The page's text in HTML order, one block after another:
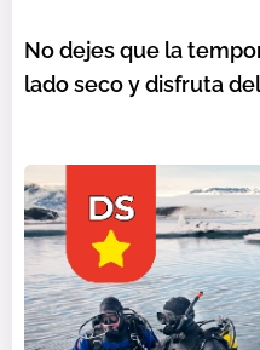
No dejes que la
lado seco y disfruta